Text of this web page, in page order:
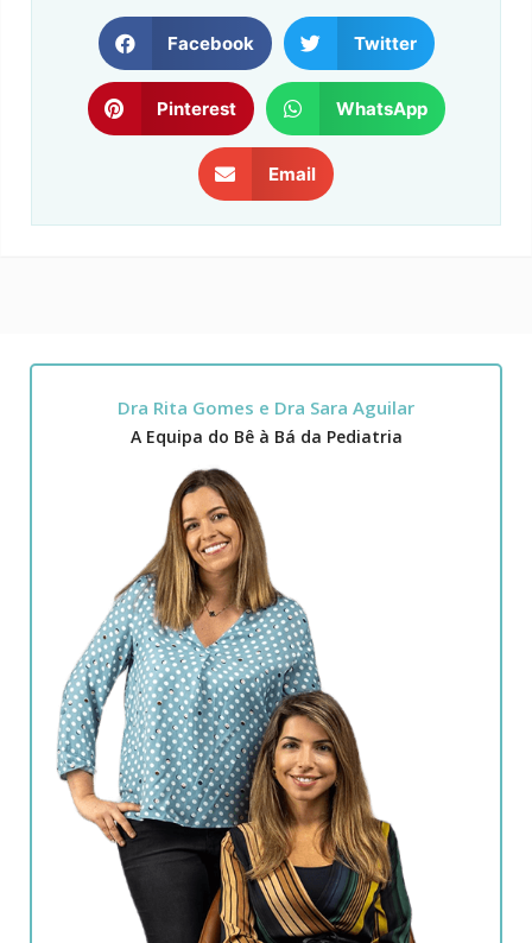
Facebook Twitter
Pinterest WhatsApp
Email
Dra Rita Gomes e Dra Sara Aguilar
A Equipa do Bê à Bá da Pediatria